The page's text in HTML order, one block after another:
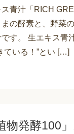
青汁「RICH
の酵素と、野菜
す。 生エキス青
ている！”とい […]
物発酵100